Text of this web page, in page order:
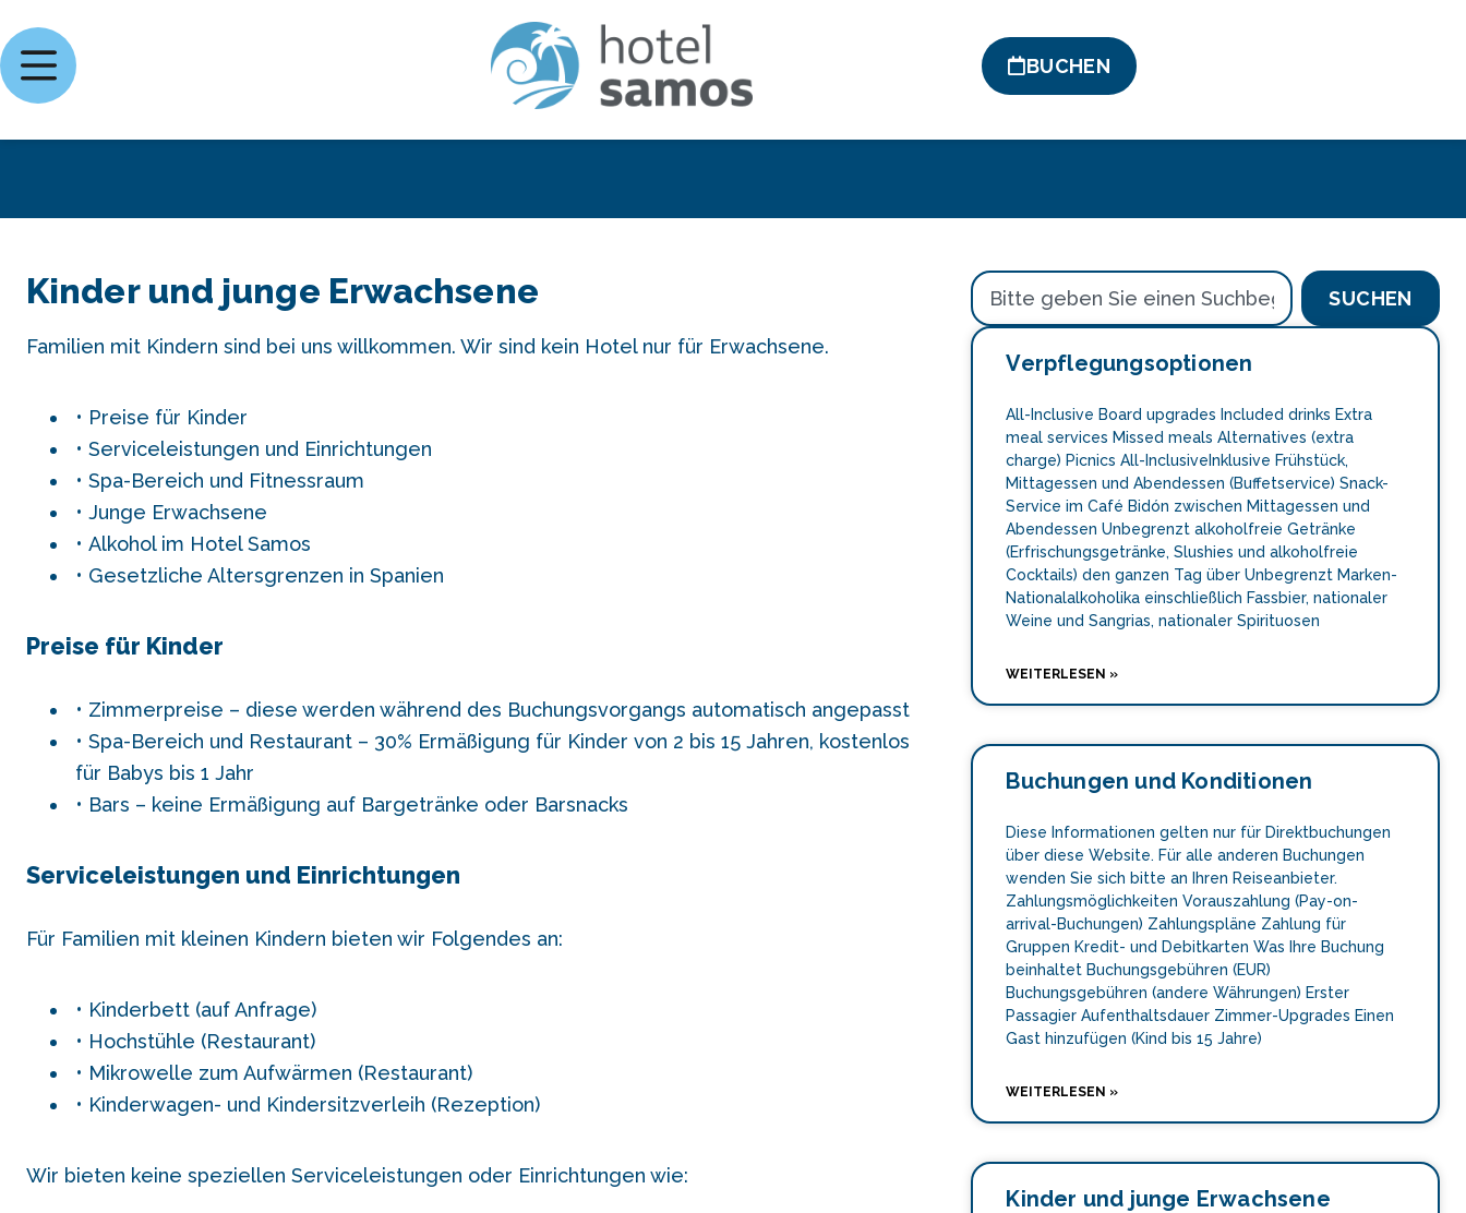
BUCHEN
Kinder und junge Erwachsene
Familien mit Kindern sind bei uns willkommen. Wir sind kein Hotel nur für Erwachsene.
Preise für Kinder
Serviceleistungen und Einrichtungen
Spa-Bereich und Fitnessraum
Junge Erwachsene
Alkohol im Hotel Samos
Gesetzliche Altersgrenzen in Spanien
Preise für Kinder
Zimmerpreise – diese werden während des Buchungsvorgangs automatisch angepasst
Spa-Bereich und Restaurant – 30% Ermäßigung für Kinder von 2 bis 15 Jahren, kostenlos
für Babys bis 1 Jahr
Bars – keine Ermäßigung auf Bargetränke oder Barsnacks
Serviceleistungen und Einrichtungen
Für Familien mit kleinen Kindern bieten wir Folgendes an:
Kinderbett (auf Anfrage)
Hochstühle (Restaurant)
Mikrowelle zum Aufwärmen (Restaurant)
Kinderwagen- und Kindersitzverleih (Rezeption)
Wir bieten keine speziellen Serviceleistungen oder Einrichtungen wie:
SUCHEN
Verpflegungsoptionen
All-Inclusive Board upgrades Included drinks Extra
meal services Missed meals Alternatives (extra
charge) Picnics All-InclusiveInklusive Frühstück,
Mittagessen und Abendessen (Buffetservice) Snack-
Service im Café Bidón zwischen Mittagessen und
Abendessen Unbegrenzt alkoholfreie Getränke
(Erfrischungsgetränke, Slushies und alkoholfreie
Cocktails) den ganzen Tag über Unbegrenzt Marken-
Nationalalkoholika einschließlich Fassbier, nationaler
Weine und Sangrias, nationaler Spirituosen
WEITERLESEN »
Buchungen und Konditionen
Diese Informationen gelten nur für Direktbuchungen
über diese Website. Für alle anderen Buchungen
wenden Sie sich bitte an Ihren Reiseanbieter.
Zahlungsmöglichkeiten Vorauszahlung (Pay-on-
arrival-Buchungen) Zahlungspläne Zahlung für
Gruppen Kredit- und Debitkarten Was Ihre Buchung
beinhaltet Buchungsgebühren (EUR)
Buchungsgebühren (andere Währungen) Erster
Passagier Aufenthaltsdauer Zimmer-Upgrades Einen
Gast hinzufügen (Kind bis 15 Jahre)
WEITERLESEN »
Kinder und junge Erwachsene